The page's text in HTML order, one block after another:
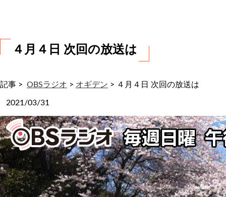
４月４日 次回の放送は
記事 > OBSラジオ > オギデン > ４月４日 次回の放送は
2021/03/31